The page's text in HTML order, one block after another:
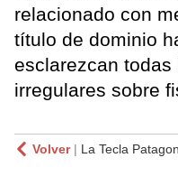
relacionado con
título de dominio
esclarezcan
irregulares sobre
Volver| La Tecla